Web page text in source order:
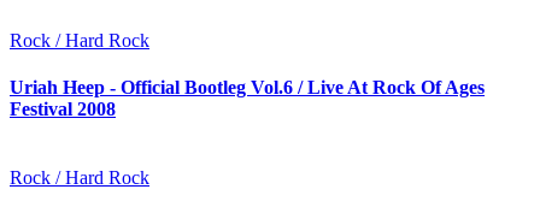
Rock / Hard Rock
Uriah Heep - Official Bootleg Vol.6 / Live At Rock Of Ages
Festival 2008
Rock / Hard Rock